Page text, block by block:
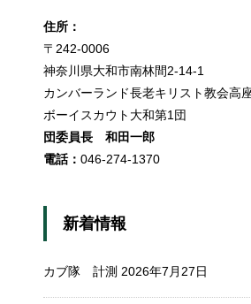
住所：
〒242-0006
神奈川県大和市南林間2-14-1
カンバーランド長老キリスト教会高
ボーイスカウト大和第1団
団委員長 和田一郎
電話： 046-274-1370
新着情報
カブ隊 計測 2026年7月27日